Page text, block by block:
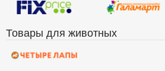
Товары для животных